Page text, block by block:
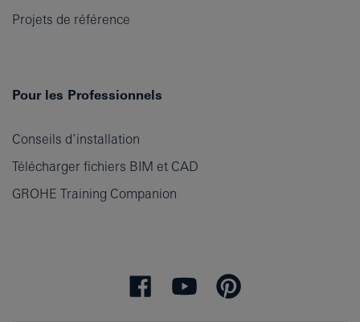
Projets de référence
Pour les Professionnels
Conseils d’installation
Télécharger fichiers BIM et CAD
GROHE Training Companion